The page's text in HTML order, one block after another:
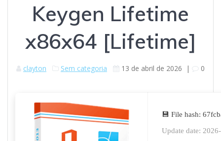
Keygen Lifetime
x86x64 [Lifetime]
clayton Sem categoria 13 de abril de 2026 | 0
💾 File hash:
Update date: